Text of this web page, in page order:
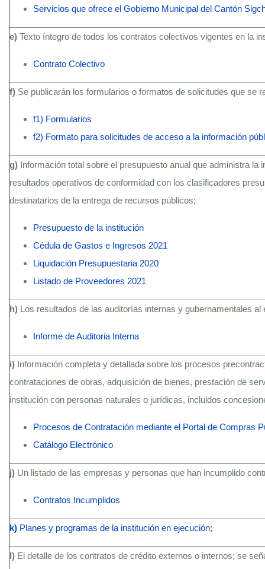
Servicios que ofrece el Gobierno Municipal del Cantón
e) Texto íntegro de todos los contratos colectivos vigentes en la
Contrato Colectivo
f) Se publicarán los formularios o formatos de solicitudes que se
f1) Formularios
f2) Formato para solicitudes de acceso a la información
g) Información total sobre el presupuesto anual que administra
resultados operativos de conformidad con los clasificadores
destinatarios de la entrega de recursos públicos;
Presupuesto de la institución
Cédula de Gastos e Ingresos 2021
Liquidación Presupuestaria 2020
Listado de Proveedores 2021
h) Los resultados de las auditorías internas y gubernamentales al
Informe de Auditoria Interna
i) Información completa y detallada sobre los procesos
contrataciones de obras, adquisición de bienes, prestación de
institución con personas naturales o jurídicas, incluidos
Procesos de Contratación mediante el Portal de Compras
Catálogo Electrónico
j) Un listado de las empresas y personas que han incumplido
Contratos Incumplidos
k) Planes y programas de la institución en ejecución;
l) El detalle de los contratos de crédito externos o internos; se